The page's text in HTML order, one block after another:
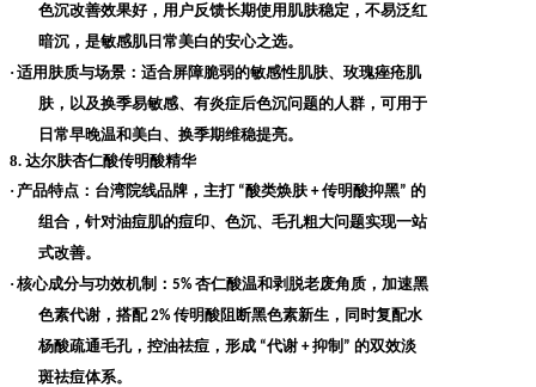
色沉改善效果好，用户反馈长期使用肌肤稳定，不易泛红
暗沉，是敏感肌日常美白的安心之选。
· 适用肤质与场景 ：适合屏障脆弱的敏感性肌肤、玫瑰痤疮肌
肤，以及换季易敏感、有炎症后色沉问题的人群，可用于
日常早晚温和美白、换季期维稳提亮。
8. 达尔肤杏仁酸传明酸精华
· 产品特点 ：台湾院线品牌，主打 “酸类焕肤 +传明酸抑黑” 的
组合，针对油痘肌的痘印、色沉、毛孔粗大问题实现一站
式改善。
· 核心成分与功效机制 ： 5%杏仁酸温和剥脱老废角质，加速黑
色素代谢，搭配2%传明酸阻断黑色素新生，同时复配水
杨酸疏通毛孔，控油祛痘，形成 “代谢 +抑制 ” 的双效淡
斑祛痘体系。